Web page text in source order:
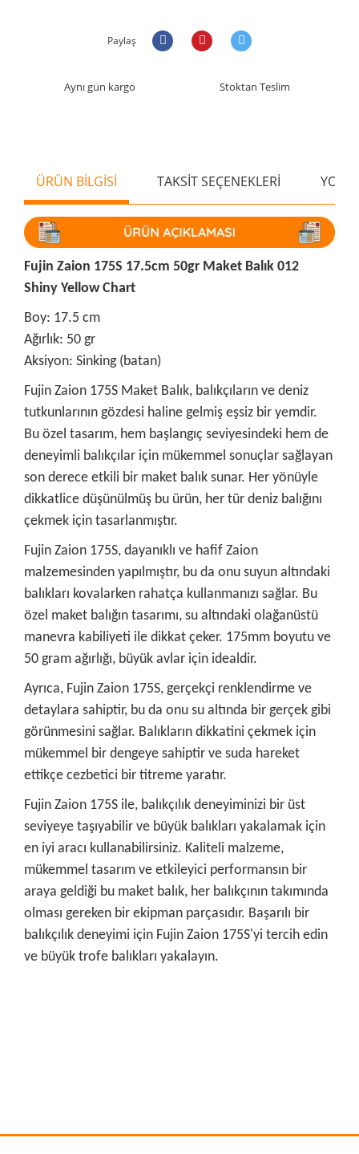
Paylaş
Aynı gün kargo Stoktan Teslim
ÜRÜN BİLGİSİ TAKSİT SEÇENEKLERİ
Fujin Zaion 175S 17.5cm 50gr Maket Balık 012
Shiny Yellow Chart
Boy: 17.5 cm
Ağırlık: 50 gr
Aksiyon: Sinking (batan)
Fujin Zaion 175S Maket Balık, balıkçıların ve deniz
tutkunlarının gözdesi haline gelmiş eşsiz bir yemdir.
Bu özel tasarım, hem başlangıç ​​seviyesindeki hem de
deneyimli balıkçılar için mükemmel sonuçlar sağlayan
son derece etkili bir maket balık sunar. Her yönüyle
dikkatlice düşünülmüş bu ürün, her tür deniz balığını
çekmek için tasarlanmıştır.
Fujin Zaion 175S, dayanıklı ve hafif Zaion
malzemesinden yapılmıştır, bu da onu suyun altındaki
balıkları kovalarken rahatça kullanmanızı sağlar. Bu
özel maket balığın tasarımı, su altındaki olağanüstü
manevra kabiliyeti ile dikkat çeker. 175mm boyutu ve
50 gram ağırlığı, büyük avlar için idealdir.
Ayrıca, Fujin Zaion 175S, gerçekçi renklendirme ve
detaylara sahiptir, bu da onu su altında bir gerçek gibi
görünmesini sağlar. Balıkların dikkatini çekmek için
mükemmel bir dengeye sahiptir ve suda hareket
ettikçe cezbetici bir titreme yaratır.
Fujin Zaion 175S ile, balıkçılık deneyiminizi bir üst
seviyeye taşıyabilir ve büyük balıkları yakalamak için
en iyi aracı kullanabilirsiniz. Kaliteli malzeme,
mükemmel tasarım ve etkileyici performansın bir
araya geldiği bu maket balık, her balıkçının takımında
olması gereken bir ekipman parçasıdır. Başarılı bir
balıkçılık deneyimi için Fujin Zaion 175S'yi tercih edin
ve büyük trofe balıkları yakalayın.
Ürün açıklamasında eksik bilgiler bulunuyor.